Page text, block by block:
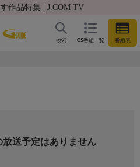
作品特集 | J:COM TV
CS番組一覧 番組表
検索
放送予定はありません